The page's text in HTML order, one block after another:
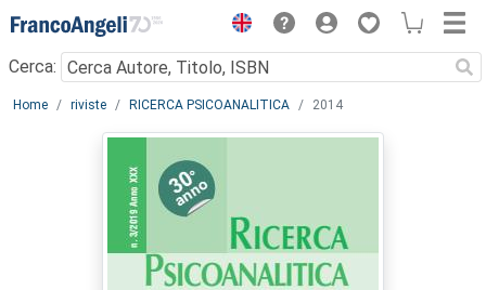
Menu
Cerca:
Main content
Home riviste RICERCA PSICOANALITICA 2014